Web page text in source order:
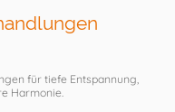
für tiefe Entspannung,
Harmonie.